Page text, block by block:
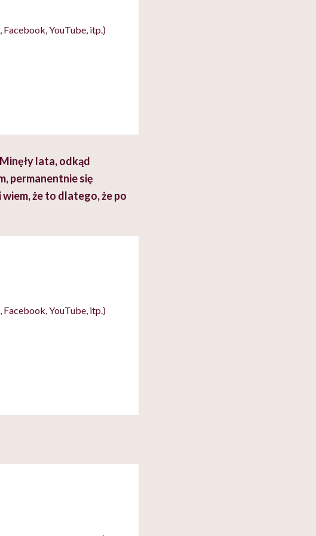
YouTube, itp.)
Minęły lata, odkąd
permanentnie się
wiem, że to dlatego, że po
YouTube, itp.)